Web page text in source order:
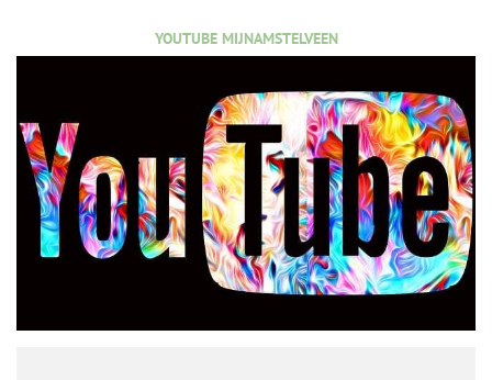
YOUTUBE MIJNAMSTELVEEN